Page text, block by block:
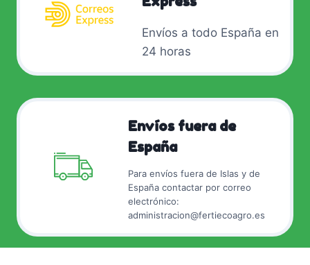
Envíos a todo España en
24 horas
Envíos fuera de
España
Para envíos fuera de Islas y de
España contactar por correo
electrónico:
administracion@fertiecoagro.es